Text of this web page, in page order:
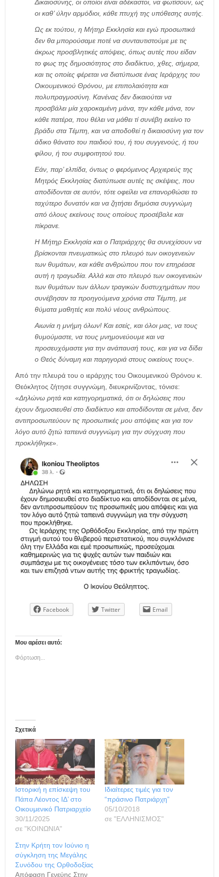
Δικαιοσύνης, οι οποίοι είναι αδέκαστοι, να φωτίσουν, ως
οι καθ’ ύλην αρμόδιοι, κάθε πτυχή της υπόθεσης αυτής.
Ως εκ τούτου, η Μήτηρ Εκκλησία και εγώ προσωπικά
δεν θα μπορούσαμε ποτέ να συνταυτιστούμε με τις
άκρως προσβλητικές απόψεις, όπως αυτές που είδαν
το φως της δημοσιότητος στο διαδίκτυο, χθες, σήμερα,
και τις οποίες φέρεται να διατύπωσε ένας Ιεράρχης του
Οικουμενικού Θρόνου, με επιπολαιότητα και
πολυπραγμοσύνη. Κανένας δεν δικαιούται να
προσβάλει μία χαροκαμένη μάνα, την κάθε μάνα, τον
κάθε πατέρα, που θέλει να μάθει τί συνέβη εκείνο το
βράδυ στα Τέμπη, και να αποδοθεί η δικαιοσύνη για τον
άδικο θάνατο του παιδιού του, ή του συγγενούς, ή του
φίλου, ή του συμφοιτητού του.
Εάν, παρ’ ελπίδα, όντως ο φερόμενος Αρχιερεύς της
Μητρός Εκκλησίας διατύπωσε αυτές τις σκέψεις, που
αποδίδονται σε αυτόν, τότε οφείλει να επανορθώσει το
ταχύτερο δυνατόν και να ζητήσει δημόσια συγγνώμη
από όλους εκείνους τους οποίους προσέβαλε και
πίκρανε.
Η Μήτηρ Εκκλησία και ο Πατριάρχης θα συνεχίσουν να
βρίσκονται πνευματικώς στο πλευρό των οικογενειών
των θυμάτων, και κάθε ανθρώπου που τον επηρέασε
αυτή η τραγωδία. Αλλά και στο πλευρό των οικογενειών
των θυμάτων των άλλων τραγικών δυστυχημάτων που
συνέβησαν τα προηγούμενα χρόνια στα Τέμπη, με
θύματα μαθητές και πολύ νέους ανθρώπους.
Αιωνία η μνήμη όλων! Και εσείς, και όλοι μας, να τους
θυμούμαστε, να τους μνημονεύουμε και να
προσευχόμαστε για την ανάπαυσή τους, και για να δίδει
ο Θεός δύναμη και παρηγοριά στους οικείους τους».
Από την πλευρά του ο ιεράρχης του Οικουμενικού Θρόνου κ.
Θεόκλητος ζήτησε συγγνώμη, διευκρινίζοντας, τόνισε:
«Δηλώνω ρητά και κατηγορηματικά, ότι οι δηλώσεις που
έχουν δημοσιευθεί στο διαδίκτυο και αποδίδονται σε μένα, δεν
αντιπροσωπεύουν τις προσωπικές μου απόψεις και για τον
λόγο αυτό ζητώ ταπεινά συγγνώμη για την σύγχυση που
προκλήθηκε».
Facebook Twitter Email
Μου αρέσει αυτό:
Φόρτωση...
Σχετικά
Ιστορική η επίσκεψη του
Πάπα Λέοντος ΙΔ’ στο
Οικουμενικό Πατριαρχείο
30/11/2025
σε "ΚΟΙΝΩΝΙΑ"
Ιδιαίτερες τιμές για τον
“πράσινο Πατριάρχη”
05/10/2018
σε "ΕΛΛΗΝΙΣΜΟΣ"
Στην Κρήτη τον Ιούνιο η
σύγκληση της Μεγάλης
Συνόδου της Ορθοδοξίας
Απόφαση Γενεύης Στην